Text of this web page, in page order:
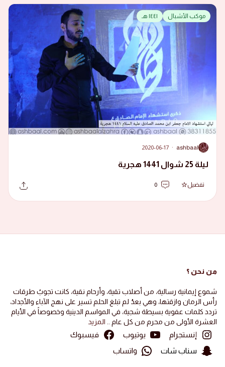
موكب الأشبال ١٤٤١ هـ
A
ashbaal
·
2020-06-17
ليلة 25 شوال 1441 هجرية
تفضيل 0
من نحن ؟
شموع إيمانية رسالية، من أصلاب تقية، وأرحام نقية، كانت تجوبُ طرقات
رأس الرمان وازقتها، وهي بعدُ لم تبلغ الحلم تسير على نهج الآباء والأجداد،
تردد كلمات عفوية بسيطة شجية، في المواسم الدينية وخصوصاً في الأيام
العشرة الأولى من محرم من كل عام .. المزيد
إنستجرام يوتيوب
فيسبوك
سناب شات
واتساب